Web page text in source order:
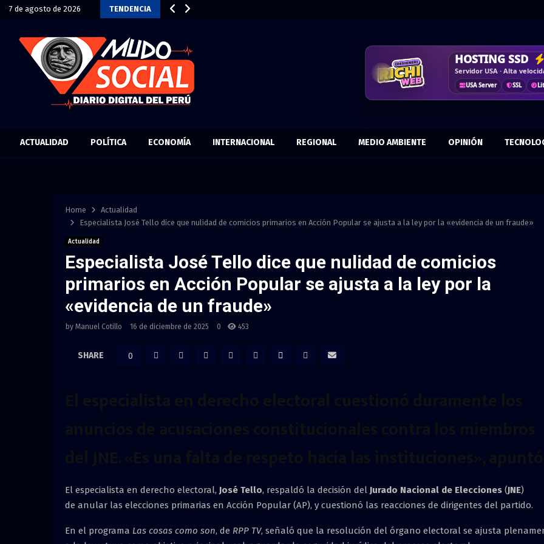
7 de agosto de 2026 TENDENCIA
HOSTING SSD
Servidor USA · Alta
USA Server SSL
DISEÑO WEB
Vende más por internet ·
Responsive
CRM &
Control · Automatiza ·
KPIs Datos Flujos
CORREO
Más confianza · Marca
Tu dominio Antispam
ACTUALIDAD POLÍTICA ECONOMÍA INTERNACIONAL REGIONAL MEDIO AMBIENTE OPINIÓN
Home
Actualidad
Especialista José Tello dice que nulidad de comicios primarios en Acción Popular se ajusta a la ley por la «evidencia de un fraude»
Actualidad
Especialista José Tello dice que nulidad de comicios
primarios en Acción Popular se ajusta a la ley por la
«evidencia de un fraude»
by Manuel Cotillo 16 de diciembre de 2025 0 453
SHARE 0
El especialista en derecho electoral, José Tello, respaldó la decisión del Jurado Nacional de Elecciones (JNE)
de anular las elecciones primarias en Acción Popular (AP), y cuestionó las reacciones de dirigentes del partido.
En el programa Las cosas como son, de RPP TV, señaló que la resolución del órgano electoral se ajusta